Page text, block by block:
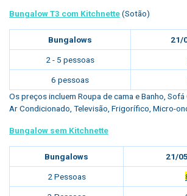
Bungalow T3 com Kitchnette(Sotão)
Bungalows 21/
2 - 5 pessoas
6 pessoas
Os preços incluem Roupa de cama e Banho, Sofá
Ar Condicionado, Televisão, Frigorífico, Micro-
Bungalow sem Kitchnette
Bungalows 21/
2 Pessoas